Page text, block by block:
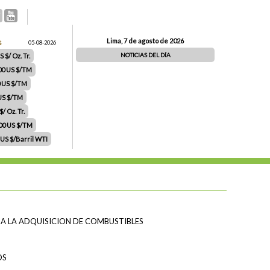
05-08-2026
$/ Oz. Tr.
US $/TM
US $/TM
$/TM
Oz. Tr.
US $/TM
$/Barril WTI
Lima, 7 de agosto de 2026
NOTICIAS DEL DÍA
LA ADQUISICION DE COMBUSTIBLES